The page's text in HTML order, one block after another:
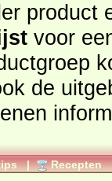
voor een
| Recepten